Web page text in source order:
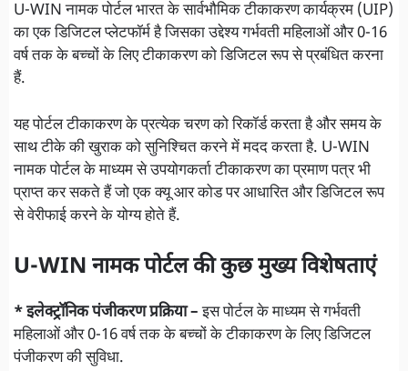
U-WIN नामक पोर्टल भारत के सार्वभौमिक टीकाकरण कार्यक्रम (UIP)
का एक डिजिटल प्लेटफॉर्म है जिसका उद्देश्य गर्भवती महिलाओं और 0-16
वर्ष तक के बच्चों के लिए टीकाकरण को डिजिटल रूप से प्रबंधित करना
हैं.
यह पोर्टल टीकाकरण के प्रत्येक चरण को रिकॉर्ड करता है और समय के
साथ टीके की खुराक को सुनिश्चित करने में मदद करता है. U-WIN
नामक पोर्टल के माध्यम से उपयोगकर्ता टीकाकरण का प्रमाण पत्र भी
प्राप्त कर सकते हैं जो एक क्यू आर कोड पर आधारित और डिजिटल रूप
से वेरीफाई करने के योग्य होते हैं.
U-WIN नामक पोर्टल की कुछ मुख्य विशेषताएं
* इलेक्ट्रॉनिक पंजीकरण प्रक्रिया –इस पोर्टल के माध्यम से गर्भवती
महिलाओं और 0-16 वर्ष तक के बच्चों के टीकाकरण के लिए डिजिटल
पंजीकरण की सुविधा.